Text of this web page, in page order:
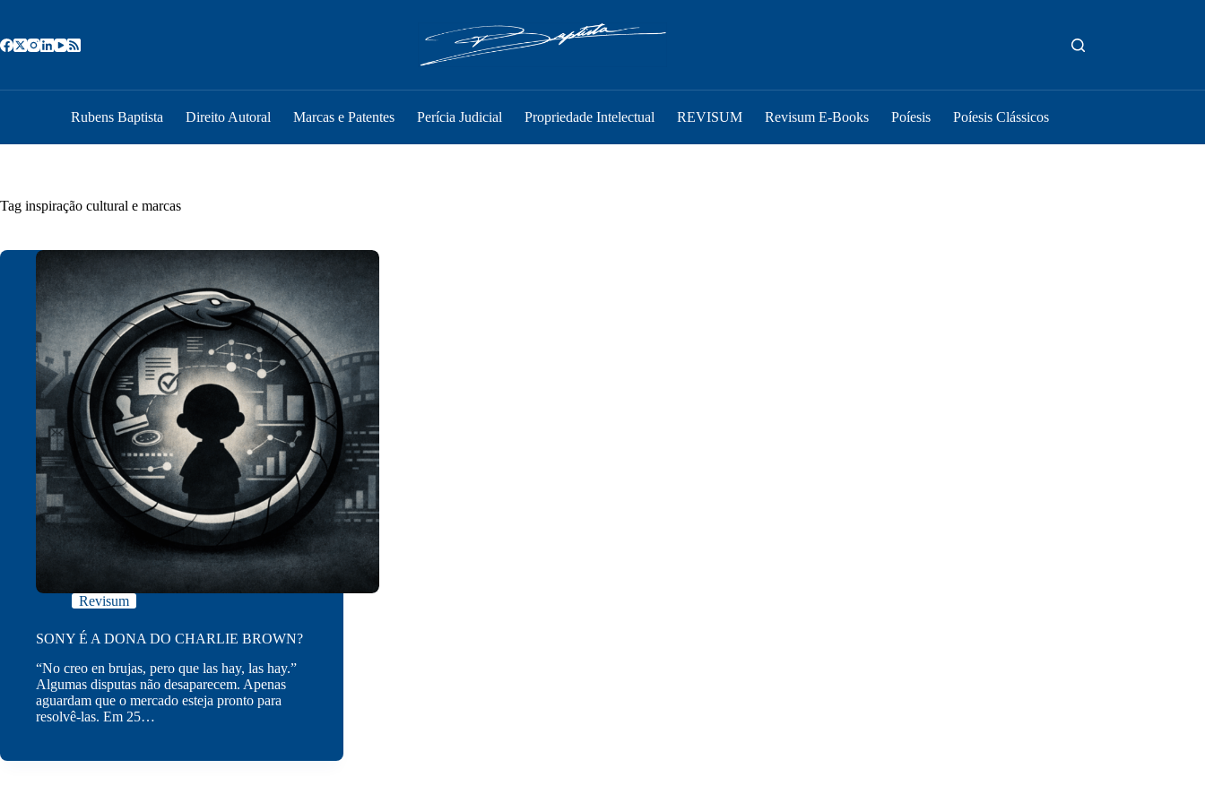
o
conteúdo
Rubens Baptista Direito Autoral Marcas e Patentes Perícia Judicial Propriedade Intelectual REVISUM Revisum E-Books Poíesis Poíesis Clássicos
Tag inspiração cultural e marcas
Revisum
SONY É A DONA DO CHARLIE BROWN?
“No creo en brujas, pero que las hay, las hay.”
Algumas disputas não desaparecem. Apenas
aguardam que o mercado esteja pronto para
resolvê-las. Em 25…